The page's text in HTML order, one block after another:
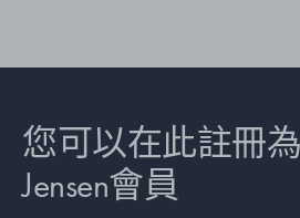
您可以在此註冊
Jensen會員